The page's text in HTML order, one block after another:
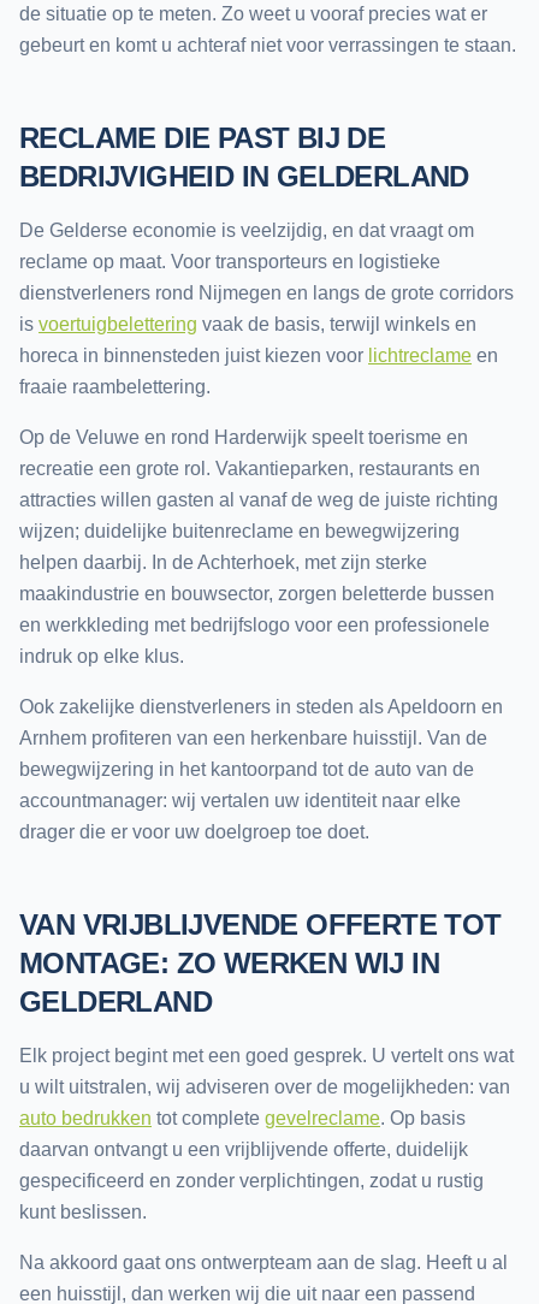
de situatie op te meten. Zo weet u vooraf precies wat er
gebeurt en komt u achteraf niet voor verrassingen te staan.
RECLAME DIE PAST BIJ DE
BEDRIJVIGHEID IN GELDERLAND
De Gelderse economie is veelzijdig, en dat vraagt om
reclame op maat. Voor transporteurs en logistieke
dienstverleners rond Nijmegen en langs de grote corridors
is voertuigbelettering vaak de basis, terwijl winkels en
horeca in binnensteden juist kiezen voor lichtreclame en
fraaie raambelettering.
Op de Veluwe en rond Harderwijk speelt toerisme en
recreatie een grote rol. Vakantieparken, restaurants en
attracties willen gasten al vanaf de weg de juiste richting
wijzen; duidelijke buitenreclame en bewegwijzering
helpen daarbij. In de Achterhoek, met zijn sterke
maakindustrie en bouwsector, zorgen beletterde bussen
en werkkleding met bedrijfslogo voor een professionele
indruk op elke klus.
Ook zakelijke dienstverleners in steden als Apeldoorn en
Arnhem profiteren van een herkenbare huisstijl. Van de
bewegwijzering in het kantoorpand tot de auto van de
accountmanager: wij vertalen uw identiteit naar elke
drager die er voor uw doelgroep toe doet.
VAN VRIJBLIJVENDE OFFERTE TOT
MONTAGE: ZO WERKEN WIJ IN
GELDERLAND
Elk project begint met een goed gesprek. U vertelt ons wat
u wilt uitstralen, wij adviseren over de mogelijkheden: van
auto bedrukken tot complete gevelreclame. Op basis
daarvan ontvangt u een vrijblijvende offerte, duidelijk
gespecificeerd en zonder verplichtingen, zodat u rustig
kunt beslissen.
Na akkoord gaat ons ontwerpteam aan de slag. Heeft u al
een huisstijl, dan werken wij die uit naar een passend